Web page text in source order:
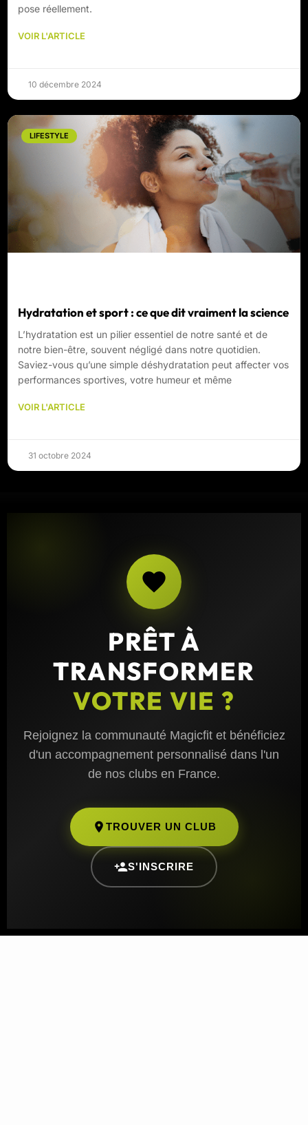
pose réellement.
VOIR L'ARTICLE
10 décembre 2024
LIFESTYLE
Hydratation et sport : ce que dit vraiment la science
L’hydratation est un pilier essentiel de notre santé et de
notre bien-être, souvent négligé dans notre quotidien.
Saviez-vous qu’une simple déshydratation peut affecter vos
performances sportives, votre humeur et même
VOIR L'ARTICLE
31 octobre 2024
PRÊT À
TRANSFORMER
VOTRE VIE ?
Rejoignez la communauté Magicfit et bénéficiez
d'un accompagnement personnalisé dans l'un
de nos clubs en France.
TROUVER UN CLUB
S'INSCRIRE